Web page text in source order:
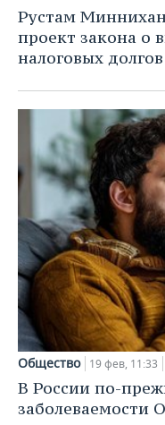
Рустам
проект закона о
налоговых долгов
Общество 19 фев, 11:33
В России по-
заболеваемости